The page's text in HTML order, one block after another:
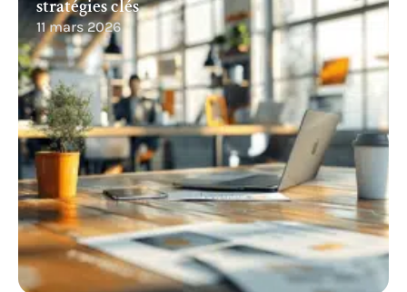
stratégies clés
11 mars 2026
Recherche